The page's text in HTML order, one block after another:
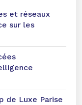
et réseaux
sur les
de Luxe Parise